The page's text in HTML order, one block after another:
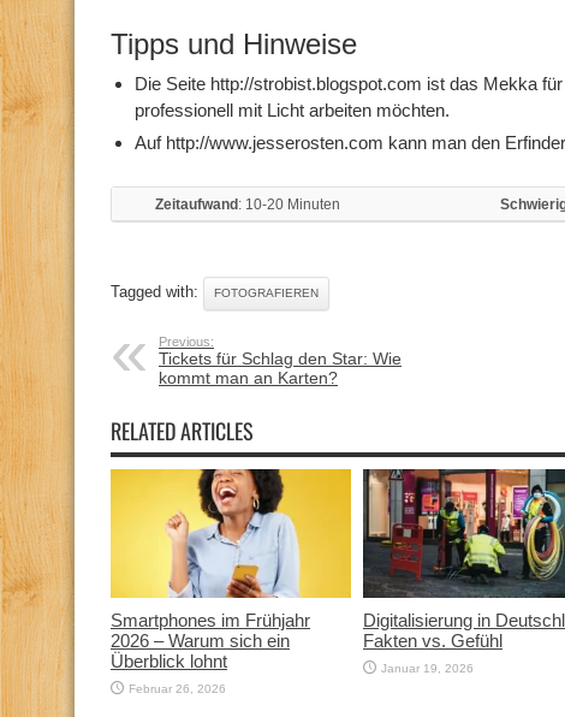
Tipps und Hinweise
Die Seite http://strobist.blogspot.com ist das Mekka
professionell mit Licht arbeiten möchten.
Auf http://www.jesserosten.com kann man den
Zeitaufwand : 10-20 Minuten
Tagged with: FOTOGRAFIEREN
Previous:
Tickets für Schlag den Star: Wie
kommt man an Karten?
RELATED ARTICLES
Smartphones im Frühjahr
2026 – Warum sich ein
Überblick lohnt
Februar 26, 2026
Digitalisierung in
Fakten vs. Gefühl
Januar 19, 2026